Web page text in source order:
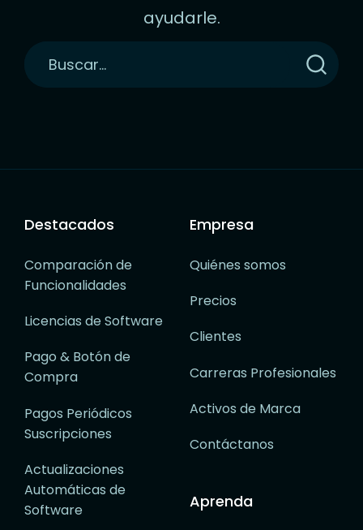
ayudarle.
Haga
Destacados
Comparación de
Funcionalidades
Licencias de Software
Pago & Botón de
Compra
Pagos Periódicos
Suscripciones
Actualizaciones
Automáticas de
Software
Empresa
Quiénes somos
Precios
Clientes
Carreras Profesionales
Activos de Marca
Contáctanos
Aprenda